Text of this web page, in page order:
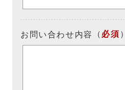
お問い合わせ内容 （ 必須 ）